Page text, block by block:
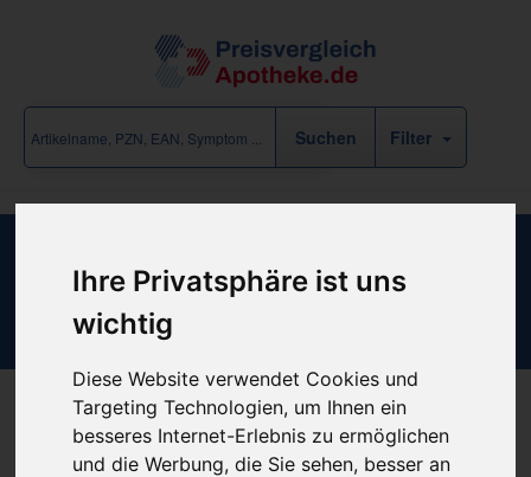
Ihre Privatsphäre ist uns
wichtig
Diese Website verwendet Cookies und
Targeting Technologien, um Ihnen ein
besseres Internet-Erlebnis zu ermöglichen
und die Werbung, die Sie sehen, besser an
Filter
COM-TEX Frottee Polsterschlauch
Produkt empfehlen